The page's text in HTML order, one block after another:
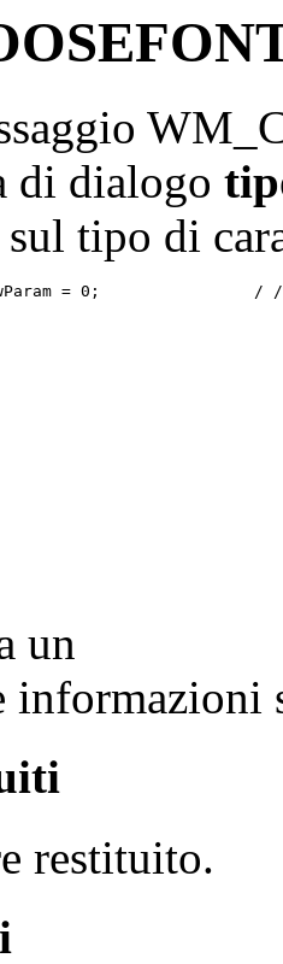
di dialogo
tipo di
wParam = 0;
un
restituito.